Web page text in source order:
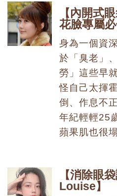
內開式
花臉專屬
身為一個資
於「臭老」
勞」這些早
怪自己太揮
倒、作息不
年紀輕輕25
蘋果肌也很
消除眼
Louise